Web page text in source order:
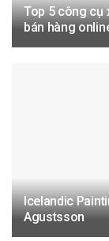
Top 5 công cụ
bán hàng
Icelandic
Agustsson